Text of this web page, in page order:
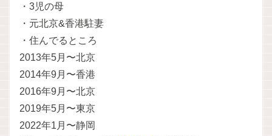
・3児の母
・元北京&香港駐妻
・住んでるところ
2013年5月〜北京
2014年9月〜香港
2016年9月〜北京
2019年5月〜東京
2022年1月〜静岡